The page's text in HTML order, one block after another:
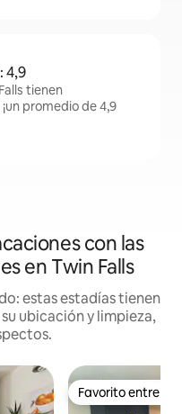
4,9
tienen
promedio de 4,9
con las
en Twin Falls
estas estadías tienen
ubicación y limpieza,
destacadosFavorito entre
Favorito entre